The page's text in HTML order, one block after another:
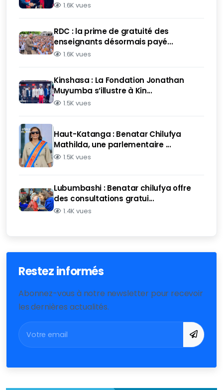
1.6K vues
RDC : la prime de gratuité des
enseignants désormais payé...
1.6K vues
Kinshasa : La Fondation Jonathan
Muyumba s’illustre à Kin...
1.5K vues
Haut-Katanga : Benatar Chilufya
Mathilda, une parlementaire ...
1.5K vues
Lubumbashi : Benatar chilufya offre
des consultations gratui...
1.4K vues
Restez informés
Abonnez-vous à notre newsletter pour recevoir
les dernières actualités.